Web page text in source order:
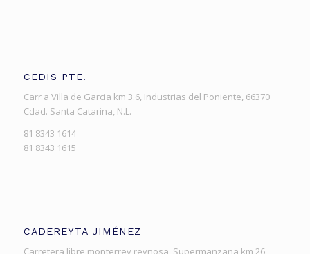
CEDIS PTE.
Carr a Villa de Garcia km 3.6, Industrias del Poniente, 66370
Cdad. Santa Catarina, N.L.
81 8343 1614
81 8343 1615
CADEREYTA JIMÉNEZ
Carretera libre monterrey reynosa, Supermanzana km 26,